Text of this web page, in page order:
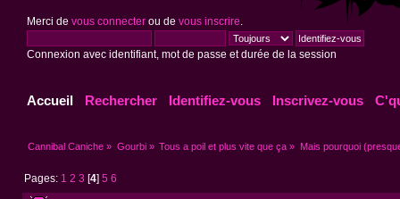
Merci de vous connecterou de vous inscrire
Connexion avec identifiant, mot de passe et durée de la session
Accueil Rechercher Identifiez-vous Inscrivez-vous
Cannibal Caniche » Gourbi» Tous a poil et plus vite que ça » Mais pourquoi
Pages: 1 2 3 [4]5 6